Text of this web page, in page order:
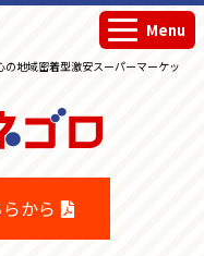
地域密着型激安スーパーマーケッ
から
Menu